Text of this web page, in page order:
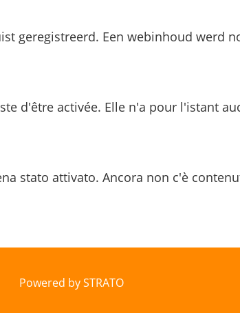
geregistreerd. Een webinhoud werd
d'être activée. Elle n'a pour l'istant
stato attivato. Ancora non c'è
Powered by STRATO